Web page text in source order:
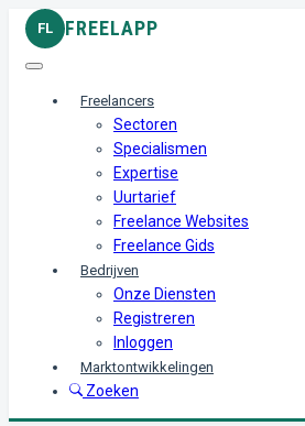
FL FREELAPP
Freelancers
Sectoren
Specialismen
Expertise
Uurtarief
Freelance Websites
Freelance Gids
Bedrijven
Onze Diensten
Registreren
Inloggen
Marktontwikkelingen
Zoeken